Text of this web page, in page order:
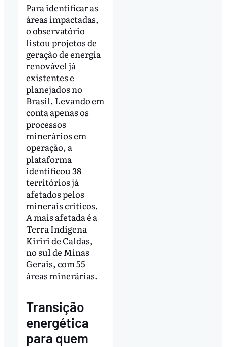
Para identificar as
áreas impactadas,
o observatório
listou projetos de
geração de energia
renovável já
existentes e
planejados no
Brasil. Levando em
conta apenas os
processos
minerários em
operação, a
plataforma
identificou 38
territórios já
afetados pelos
minerais críticos.
A mais afetada é a
Terra Indígena
Kiriri de Caldas,
no sul de Minas
Gerais, com 55
áreas minerárias.
Transição
energética
para quem